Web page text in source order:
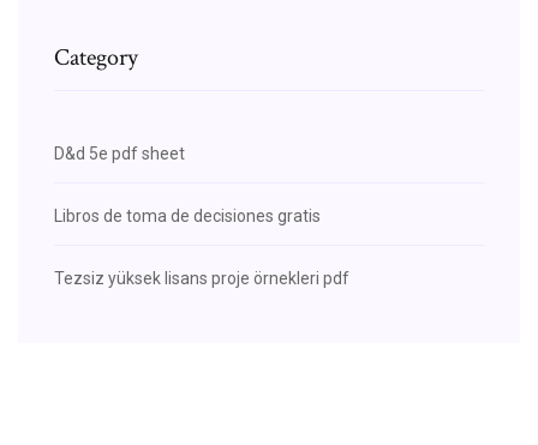
Category
D&d 5e pdf sheet
Libros de toma de decisiones gratis
Tezsiz yüksek lisans proje örnekleri pdf